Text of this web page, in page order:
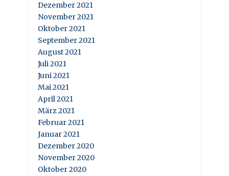
Dezember 2021
November 2021
Oktober 2021
September 2021
August 2021
Juli 2021
Juni 2021
Mai 2021
April 2021
März 2021
Februar 2021
Januar 2021
Dezember 2020
November 2020
Oktober 2020